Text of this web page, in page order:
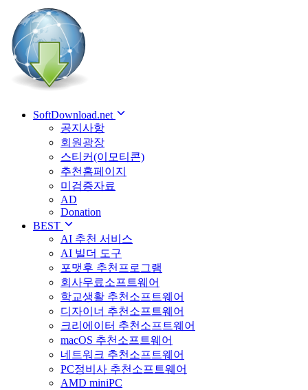
SoftDownload.net
공지사항
회원광장
스티커(이모티콘)
추천홈페이지
미검증자료
AD
Donation
BEST
AI 추천 서비스
AI 빌더 도구
포맷후 추천프로그램
회사무료소프트웨어
학교생활 추천소프트웨어
디자이너 추천소프트웨어
크리에이터 추천소프트웨어
macOS 추천소프트웨어
네트워크 추천소프트웨어
PC정비사 추천소프트웨어
AMD miniPC